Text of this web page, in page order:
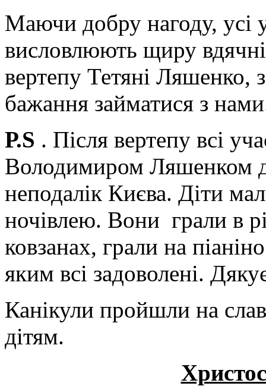
Маючи добру нагоду, усі
висловлюють щиру
вертепу Тетяні Ляшенко,
бажання займатися з
Р.S . Після вертепу всі
Володимиром Ляшенком
неподалік Києва. Діти
ночівлею. Вони грали в
ковзанах, грали на
яким всі задоволені.
Канікули пройшли на
дітям.